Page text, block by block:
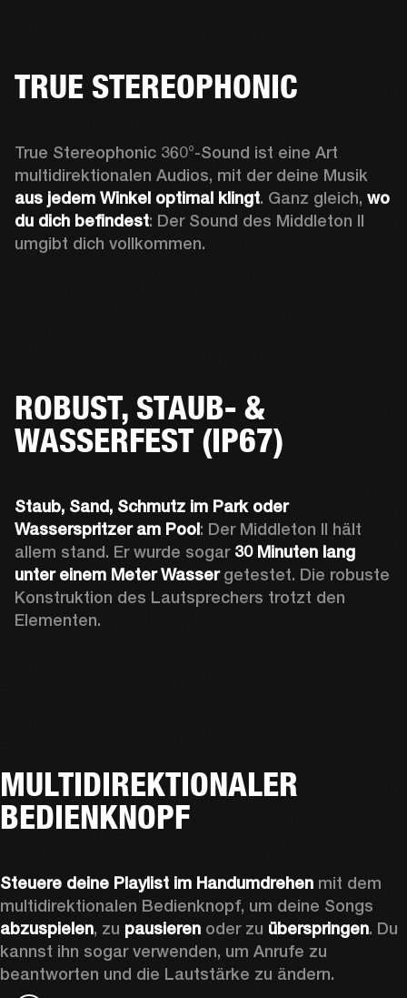
TRUE STEREOPHONIC
True Stereophonic 360°-Sound ist eine Art
aus jedem Winkel optimal klingt. Ganz gleich, wo
du dich befindest: Der Sound des Middleton II
umgibt dich vollkommen.
ROBUST, STAUB- &
WASSERFEST (IP67)
Staub, Sand, Schmutz im Park oder
Wasserspritzer am Pool: Der Middleton II hält
allem stand. Er wurde sogar 30 Minuten lang
unter einem Meter Wasser getestet. Die robuste
Konstruktion des Lautsprechers trotzt den
Elementen.
MULTIDIREKTIONALER
BEDIENKNOPF
Steuere deine Playlist im Handumdrehen mit dem
abzuspielen, zu pausieren oder zu überspringen. Du
kannst ihn sogar verwenden, um Anrufe zu
beantworten und die Lautstärke zu ändern.